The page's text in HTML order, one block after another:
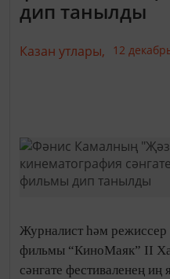
дип танылды
Казан утлары, 12
Журналист һәм
фильмы “КиноМаяк” II
сәнгате фестиваленең